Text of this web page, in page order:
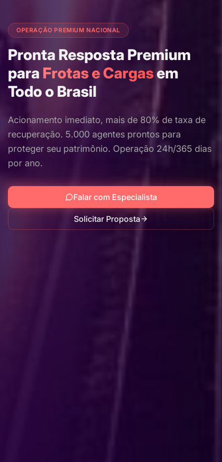
OPERAÇÃO PREMIUM NACIONAL
Pronta Resposta Premium
para Frotas e Cargasem
Todo o Brasil
Acionamento imediato, mais de 80% de taxa de
recuperação. 5.000 agentes prontos para
proteger seu patrimônio. Operação 24h/365 dias
por ano.
Falar com Especialista
Solicitar Proposta